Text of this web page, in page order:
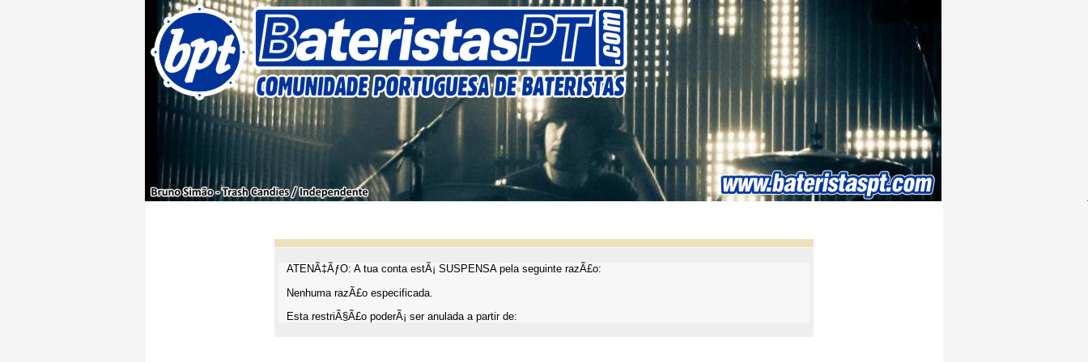
ATENÃ‡ÃƒO: A tua conta estÃ¡ SUSPENSA pela seguinte razÃ£o:
Nenhuma razÃ£o especificada.
Esta restriÃ§Ã£o poderÃ¡ ser anulada a partir de: